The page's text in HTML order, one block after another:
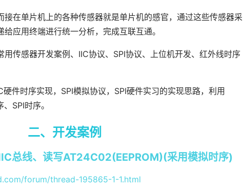
在单片机上的各种传感器就是单片机的感官，通过这些传感器采
应用终端进行统一分析，完成互联互通。
传感器开发案例、IIC协议、SPI协议、上位机开发、红外线时序
件时序实现，SPI模拟协议，SPI硬件实习的实现思路，利用
SPI时序。
二、开发案例
总线、读写AT24C02(EEPROM)(采用模拟时序)
forum/thread-195865-1-1.html